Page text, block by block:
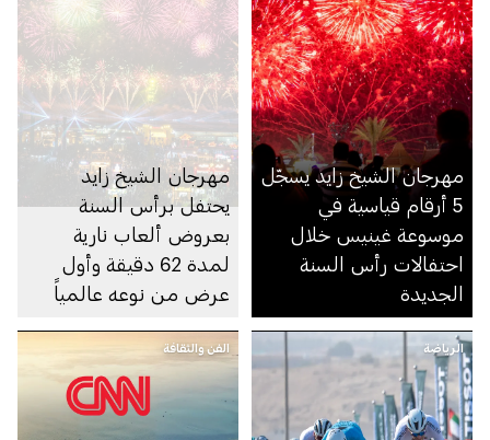
مهرجان الشيخ زايد يسجّل
5 أرقام قياسية في
موسوعة غينيس خلال
احتفالات رأس السنة
الجديدة
مهرجان الشيخ زايد
يحتفل برأس السنة
بعروض ألعاب نارية
لمدة 62 دقيقة وأول
عرض من نوعه عالمياً
من دون طيار
الرياضة الفن والثقافة